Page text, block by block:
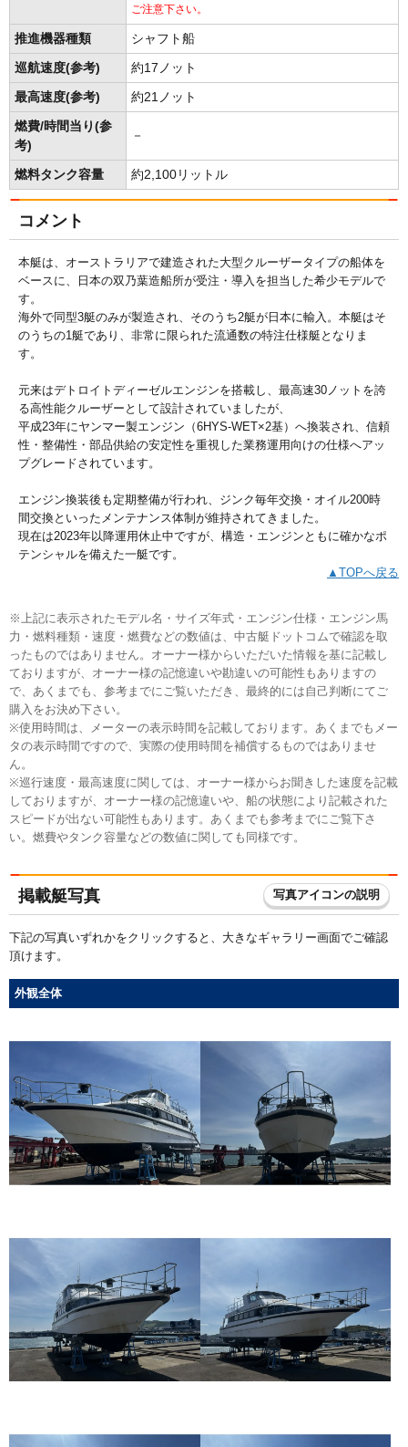
ご注意下さい。
推進機器種類 シャフト船
巡航速度(参考) 約17ノット
最高速度(参考) 約21ノット
燃費/時間当り(参
考)
－
燃料タンク容量 約2,100リットル
コメント
本艇は、オーストラリアで建造された大型クルーザータイプの船体を
ベースに、日本の双乃葉造船所が受注・導入を担当した希少モデルで
す。
海外で同型3艇のみが製造され、そのうち2艇が日本に輸入。本艇はそ
のうちの1艇であり、非常に限られた流通数の特注仕様艇となりま
す。
元来はデトロイトディーゼルエンジンを搭載し、最高速30ノットを誇
る高性能クルーザーとして設計されていましたが、
平成23年にヤンマー製エンジン（6HYS-WET×2基）へ換装され、信頼
性・整備性・部品供給の安定性を重視した業務運用向けの仕様へアッ
プグレードされています。
エンジン換装後も定期整備が行われ、ジンク毎年交換・オイル200時
間交換といったメンテナンス体制が維持されてきました。
現在は2023年以降運用休止中ですが、構造・エンジンともに確かなポ
テンシャルを備えた一艇です。
▲TOPへ戻る
※上記に表示されたモデル名・サイズ年式・エンジン仕様・エンジン馬
力・燃料種類・速度・燃費などの数値は、中古艇ドットコムで確認を取
ったものではありません。オーナー様からいただいた情報を基に記載し
ておりますが、オーナー様の記憶違いや勘違いの可能性もありますの
で、あくまでも、参考までにご覧いただき、最終的には自己判断にてご
購入をお決め下さい。
※使用時間は、メーターの表示時間を記載しております。あくまでもメー
タの表示時間ですので、実際の使用時間を補償するものではありませ
ん。
※巡行速度・最高速度に関しては、オーナー様からお聞きした速度を記載
しておりますが、オーナー様の記憶違いや、船の状態により記載された
スピードが出ない可能性もあります。あくまでも参考までにご覧下さ
い。燃費やタンク容量などの数値に関しても同様です。
掲載艇写真 写真アイコンの説明
下記の写真いずれかをクリックすると、大きなギャラリー画面でご確認
頂けます。
外観全体